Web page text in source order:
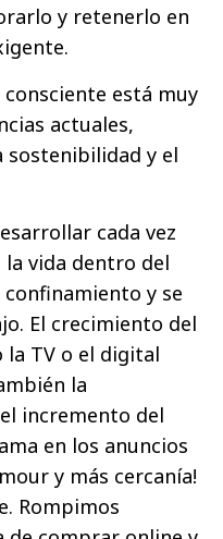
y retenerlo en
está muy
actuales,
sostenibilidad y el
cada vez
vida dentro del
y se
El crecimiento del
la TV o el digital
la
incremento del
en los anuncios
y más cercanía!
Rompimos